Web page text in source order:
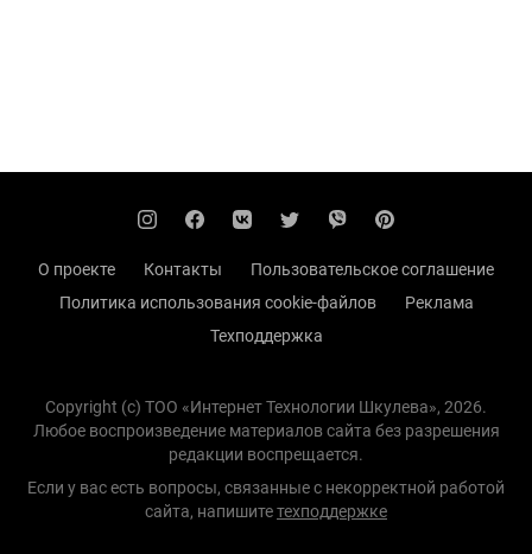
О проекте Контакты
Пользовательское соглашение
Политика использования cookie-файлов
Реклама
Техподдержка
Copyright (с) TOO «Интернет Технологии Шкулева», 2026.
Любое воспроизведение материалов сайта без разрешения
редакции воспрещается.
Если у вас есть вопросы, связанные с некорректной работой
сайта, напишитетехподдержке